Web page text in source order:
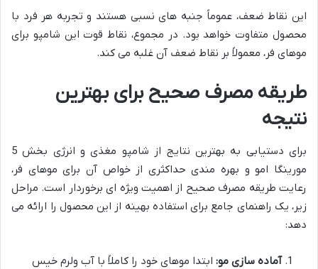
این نقاط ضعف، عموماً جنبه های نسبی هستند و تجربه هر فرد با
محصول متفاوت خواهد بود. در مجموع، نقاط قوت این شامپو برای
موهای فر، معمولاً بر نقاط ضعف آن غلبه می کند.
طریقه مصرف صحیح برای بهترین
نتیجه
برای دستیابی به بهترین نتایج از شامپو مغذی و انرژی بخش 5
مورینگا امو و بهره مندی حداکثری از خواص آن برای موهای فر،
رعایت طریقه مصرف صحیح از اهمیت ویژه ای برخوردار است. مراحل
زیر، یک راهنمای جامع برای استفاده بهینه از این محصول را ارائه می
دهد:
آماده سازی مو: ابتدا موهای خود را کاملاً با آب ولرم خیس